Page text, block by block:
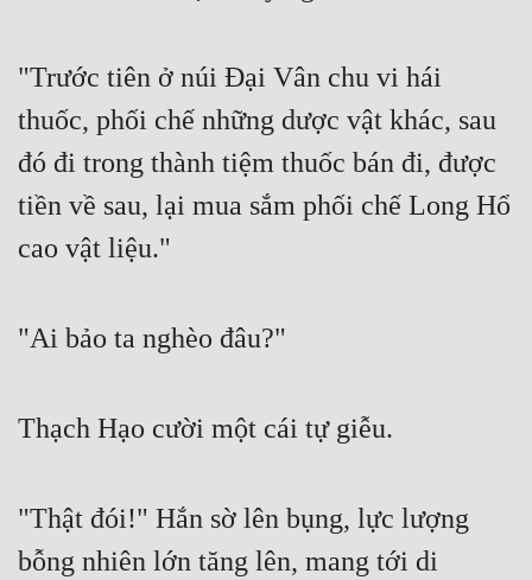
"Trước tiên ở núi Đại Vân chu vi hái
thuốc, phối chế những dược vật khác, sau
đó đi trong thành tiệm thuốc bán đi, được
tiền về sau, lại mua sắm phối chế Long Hổ
cao vật liệu."
"Ai bảo ta nghèo đâu?"
Thạch Hạo cười một cái tự giễu.
"Thật đói!" Hắn sờ lên bụng, lực lượng
bỗng nhiên lớn tăng lên, mang tới di